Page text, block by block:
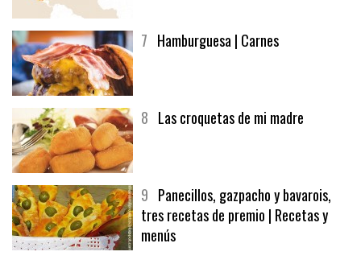
7 Hamburguesa | Carnes
8 Las croquetas de mi madre
9 Panecillos, gazpacho y bavarois,
tres recetas de premio | Recetas y
menús